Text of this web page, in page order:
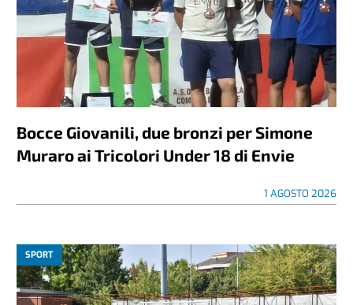
Bocce Giovanili, due bronzi per Simone
Muraro ai Tricolori Under 18 di Envie
1 AGOSTO 2026
SPORT